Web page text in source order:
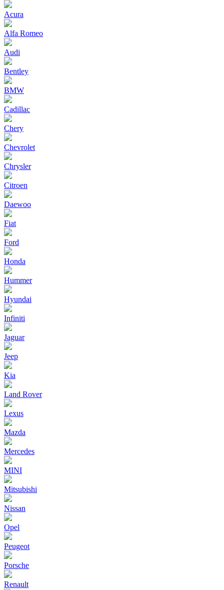
Acura
Alfa Romeo
Audi
Bentley
BMW
Cadillac
Chery
Chevrolet
Chrysler
Citroen
Daewoo
Fiat
Ford
Honda
Hummer
Hyundai
Infiniti
Jaguar
Jeep
Kia
Land Rover
Lexus
Mazda
Mercedes
MINI
Mitsubishi
Nissan
Opel
Peugeot
Porsche
Renault